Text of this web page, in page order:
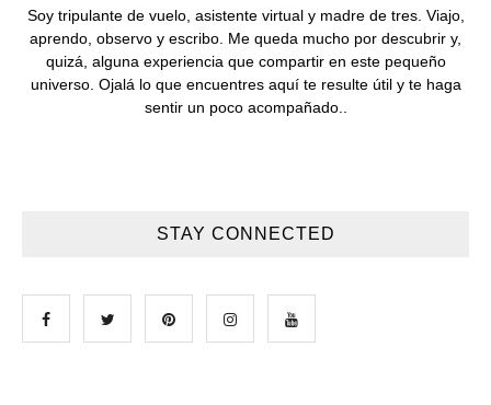
Soy tripulante de vuelo, asistente virtual y madre de tres. Viajo,
aprendo, observo y escribo. Me queda mucho por descubrir y,
quizá, alguna experiencia que compartir en este pequeño
universo. Ojalá lo que encuentres aquí te resulte útil y te haga
sentir un poco acompañado..
STAY CONNECTED